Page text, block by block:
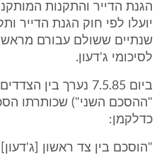
הגנת הדייר והתקנות
יועלו לפי חוק הגנת הדייר
שנתיים ששולם עבורם
לסיכומי ג'דעון.
ביום 7.5.85 נערך
"ההסכם השני") שכותרתו
כדלקמן:
"הוסכם בין צד ראשון